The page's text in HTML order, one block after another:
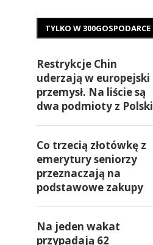
TYLKO W 300GOSPODARCE
Restrykcje Chin
uderzają w europejski
przemysł. Na liście są
dwa podmioty z Polski
Co trzecią złotówkę z
emerytury seniorzy
przeznaczają na
podstawowe zakupy
Na jeden wakat
przypadają 62